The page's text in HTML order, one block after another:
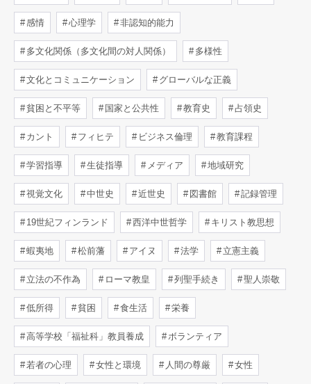
感情 心理学 非認知的能力
多文化関係（多文化間の対人関係） 多様性
文化とコミュニケーション グローバルな正義
貧困と不平等 国家と公共性 教育史 占領史
カント フィヒテ ビジネス倫理 教育課程
学習指導 生徒指導 メディア 地域研究
視覚文化 中世史 近世史 図書館 記録管理
19世紀フィンランド 西洋中世哲学 キリスト教思想
蝦夷地 松前藩 アイヌ 法学 立憲主義
立法の不作為 ローマ教皇 列聖手続き 聖人崇敬
低所得 貧困 食生活 栄養
高等学校「福祉科」教員養成 ボランティア
若者の心理 女性と環境 人間の尊厳 女性